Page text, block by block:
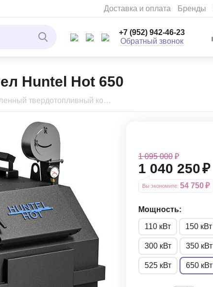
Доставка и оплата Бренды
+7 (952) 942-46-23
Обратный звонок
Huntel Hot 650
Промышленный твердотопливный котел Huntel Hot 650
1 095 000 ₽
1 040 250₽
Вы экономите: 54 750₽
Мощность:
110 кВт 150 кВт
300 кВт 350 кВт
525 кВт 650 кВт